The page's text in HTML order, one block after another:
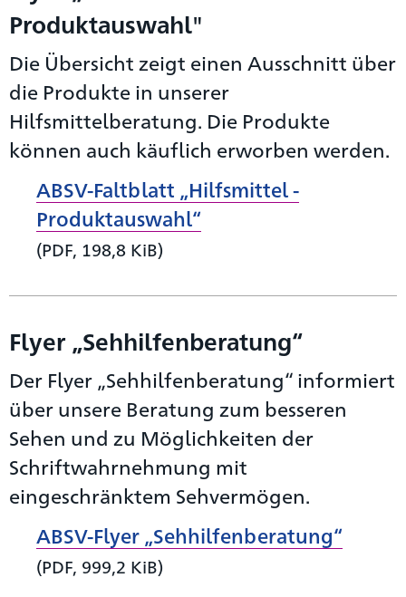
Produktauswahl"
Die Übersicht zeigt einen Ausschnitt über
die Produkte in unserer
Hilfsmittelberatung. Die Produkte
können auch käuflich erworben werden.
ABSV-Faltblatt „Hilfsmittel -
Produktauswahl“
(PDF, 198,8 KiB)
Flyer „Sehhilfenberatung“
Der Flyer „Sehhilfenberatung“ informiert
über unsere Beratung zum besseren
Sehen und zu Möglichkeiten der
Schriftwahrnehmung mit
eingeschränktem Sehvermögen.
ABSV-Flyer „Sehhilfenberatung“
(PDF, 999,2 KiB)